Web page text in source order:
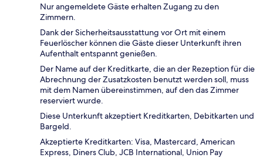
Nur angemeldete Gäste erhalten Zugang zu den
Zimmern.
Dank der Sicherheitsausstattung vor Ort mit einem
Feuerlöscher können die Gäste dieser Unterkunft ihren
Aufenthalt entspannt genießen.
Der Name auf der Kreditkarte, die an der Rezeption für die
Abrechnung der Zusatzkosten benutzt werden soll, muss
mit dem Namen übereinstimmen, auf den das Zimmer
reserviert wurde.
Diese Unterkunft akzeptiert Kreditkarten, Debitkarten und
Bargeld.
Akzeptierte Kreditkarten: Visa, Mastercard, American
Express, Diners Club, JCB International, Union Pay